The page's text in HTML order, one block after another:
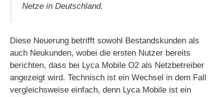
Netze in Deutschland.
Diese Neuerung betrifft sowohl Bestandskunden als
auch Neukunden, wobei die ersten Nutzer bereits
berichten, dass bei Lyca Mobile O2 als Netzbetreiber
angezeigt wird. Technisch ist ein Wechsel in dem Fall
vergleichsweise einfach, denn Lyca Mobile ist ein